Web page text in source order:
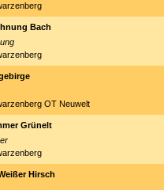
Bach
OT Neuwelt
Grünelt
Hirsch